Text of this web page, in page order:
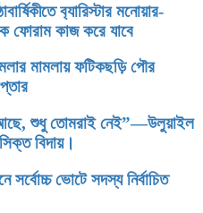
ব‍্যারিস্টার মনোয়ার-
ফোরাম কাজ করে যাবে
মামলায় ফটিকছড়ি পৌর
শুধু তোমরাই নেই”—উলুয়াইল
বিদায়।
সর্বোচ্চ ভোটে সদস্য নির্বাচিত